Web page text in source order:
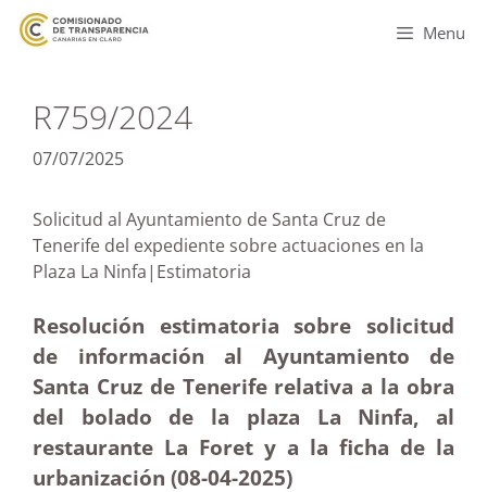
Menu
R759/2024
07/07/2025
Solicitud al Ayuntamiento de Santa Cruz de
Tenerife del expediente sobre actuaciones en la
Plaza La Ninfa|Estimatoria
Resolución estimatoria sobre solicitud
de información al Ayuntamiento de
Santa Cruz de Tenerife relativa a la obra
del bolado de la plaza La Ninfa, al
restaurante La Foret y a la ficha de la
urbanización (08-04-2025)